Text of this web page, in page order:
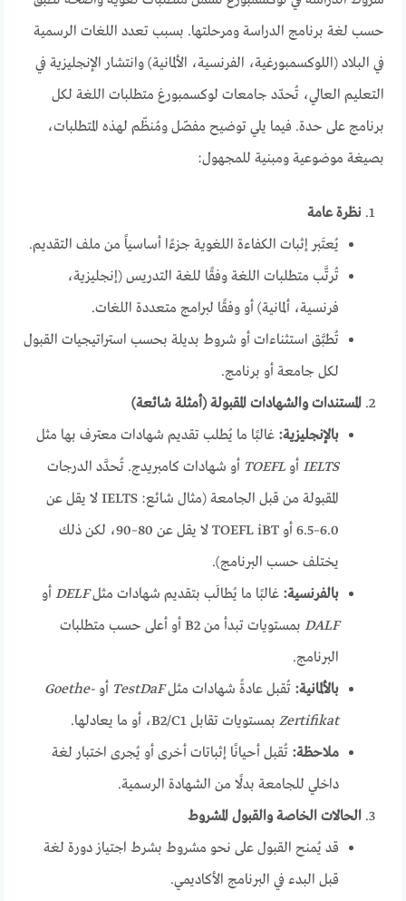
حسب لغة برنامج الدراسة ومرحلتها. بسبب تعدد اللغات الرسمية
في البلاد (اللوكسمبورغية، الفرنسية، الألمانية) وانتشار الإنجليزية في
التعليم العالي، تُحدّد جامعات لوكسمبورغ متطلبات اللغة لكل
برنامج على حدة. فيما يلي توضيح مفصّل ومُنظّم لهذه المتطلبات،
بصيغة موضوعية ومبنية للمجهول:
نظرة عامة
يُعتَبر إثبات الكفاءة اللغوية جزءًا أساسياً من ملف التقديم.
تُرتَّب متطلبات اللغة وفقًا للغة التدريس (إنجليزية،
فرنسية، ألمانية) أو وفقًا لبرامج متعددة اللغات.
تُطبَّق استثناءات أو شروط بديلة بحسب استراتيجيات القبول
لكل جامعة أو برنامج.
المستندات والشهادات المقبولة (أمثلة شائعة)
بالإنجليزية: غالبًا ما يُطلب تقديم شهادات معترف بها مثل
IELTS أوTOEFL أو شهادات كامبريدج. تُحدَّد الدرجات
المقبولة من قبل الجامعة (مثال شائع: IELTS لا يقل عن
6.0–6.5 أو TOEFL iBT لا يقل عن 80–90، لكن ذلك
يختلف حسب البرنامج).
بالفرنسية: غالبًا ما يُطالَب بتقديم شهادات مثلDELF أو
DALF
بمستويات تبدأ من B2 أو أعلى حسب متطلبات
البرنامج.
بالألمانية: تُقبل عادةً شهادات مثلTestDaF أوGoethe-
Zertifikat بمستويات تقابل B2/C1، أو ما يعادلها.
ملاحظة: تُقبل أحيانًا إثباتات أخرى أو يُجرى اختبار لغة
داخلي للجامعة بدلًا من الشهادة الرسمية.
الحالات الخاصة والقبول المشروط
قد يُمنح القبول على نحو مشروط بشرط اجتياز دورة لغة
قبل البدء في البرنامج الأكاديمي.